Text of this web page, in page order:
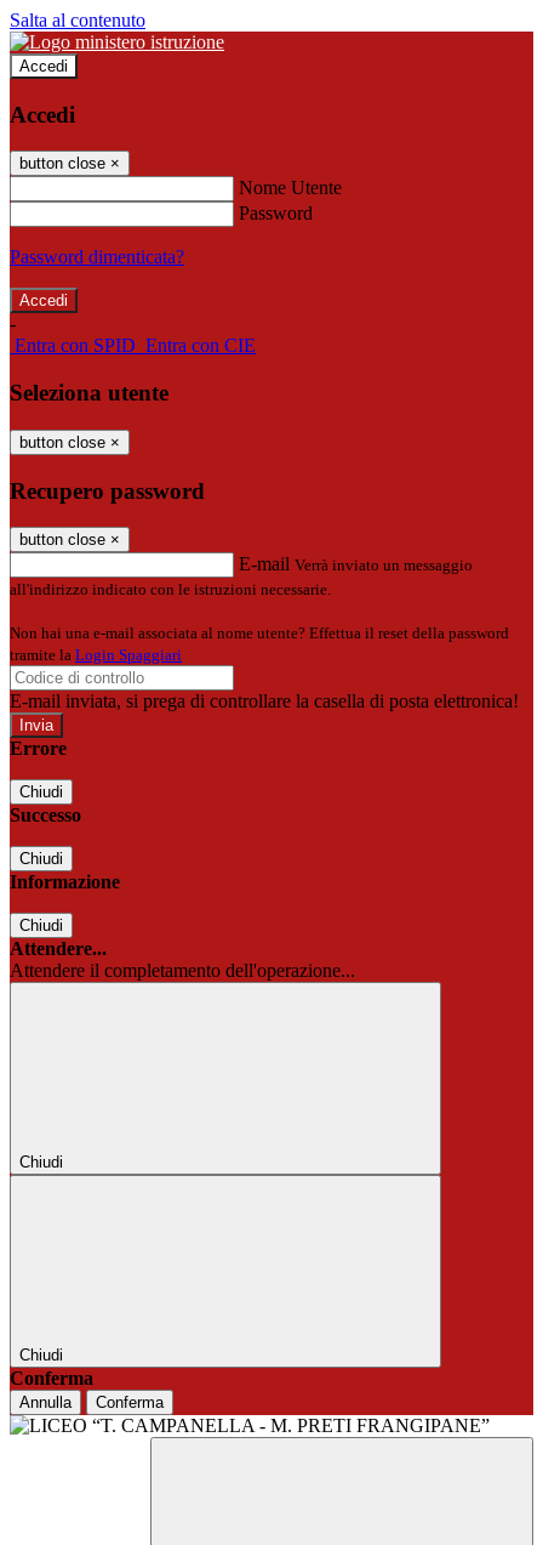
Salta al contenuto
Accedi
Accedi
button close ×
Nome Utente
Password
Password dimenticata?
-
Entra con SPID Entra con CIE
Seleziona utente
button close ×
Recupero password
button close ×
E-mail Verrà inviato un messaggio
all'indirizzo indicato con le istruzioni necessarie.
Non hai una e-mail associata al nome utente? Effettua il reset della password
tramite la Login Spaggiari
E-mail inviata, si prega di controllare la casella di posta elettronica!
Errore
Chiudi
Successo
Chiudi
Informazione
Chiudi
Attendere...
Attendere il completamento dell'operazione...
Chiudi
Chiudi
Conferma
Annulla Conferma